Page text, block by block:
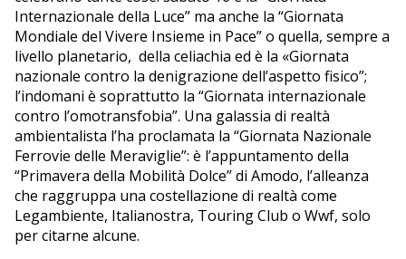
Internazionale della Luce” ma anche la “Giornata
Mondiale del Vivere Insieme in Pace” o quella, sempre a
livello planetario, della celiachia ed è la «Giornata
nazionale contro la denigrazione dell’aspetto fisico”;
l’indomani è soprattutto la “Giornata internazionale
contro l’omotransfobia”. Una galassia di realtà
ambientalista l’ha proclamata la “Giornata Nazionale
Ferrovie delle Meraviglie”: è l’appuntamento della
“Primavera della Mobilità Dolce” di Amodo, l’alleanza
che raggruppa una costellazione di realtà come
Legambiente, Italianostra, Touring Club o Wwf, solo
per citarne alcune.